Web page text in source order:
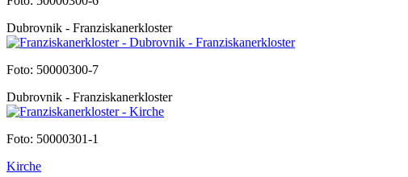
Dubrovnik - Franziskanerkloster
Foto: 50000300-7
Dubrovnik - Franziskanerkloster
Foto: 50000301-1
Kirche